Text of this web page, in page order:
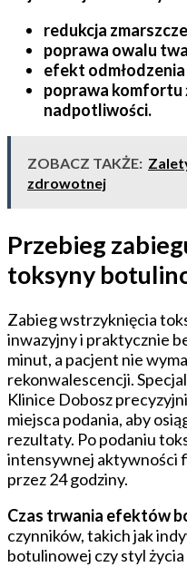
redukcja
poprawa owalu
efekt
poprawa komfortu
nadpotliwości.
ZOBACZ TAKŻE:
zdrowotnej
Przebieg
toksyny
Zabieg wstrzyknięcia
inwazyjny i praktycznie
minut, a pacjent nie
rekonwalescencji.
Klinice Dobosz
miejsca podania, aby
rezultaty. Po podaniu
intensywnej aktywności
przez 24 godziny.
Czas trwania efektów
czynników, takich jak
botulinowej czy styl